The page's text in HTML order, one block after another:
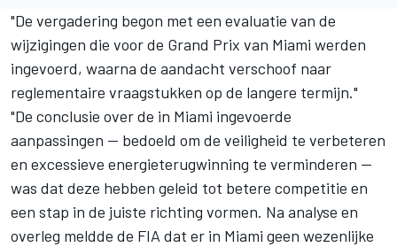
"De vergadering begon met een evaluatie van de
wijzigingen die voor de Grand Prix van Miami werden
ingevoerd, waarna de aandacht verschoof naar
reglementaire vraagstukken op de langere termijn."
"De conclusie over de in Miami ingevoerde
aanpassingen — bedoeld om de veiligheid te verbeteren
en excessieve energieterugwinning te verminderen —
was dat deze hebben geleid tot betere competitie en
een stap in de juiste richting vormen. Na analyse en
overleg meldde de FIA dat er in Miami geen wezenlijke